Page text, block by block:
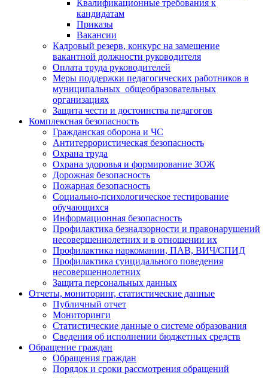
Квалификационные требования к
кандидатам
Приказы
Вакансии
Кадровый резерв, конкурс на замещение
вакантной должности руководителя
Оплата труда руководителей
Меры поддержки педагогических работников в
муниципальных общеобразовательных
организациях
Защита чести и достоинства педагогов
Комплексная безопасность
Гражданская оборона и ЧС
Антитеррористическая безопасность
Охрана труда
Охрана здоровья и формирование ЗОЖ
Дорожная безопасность
Пожарная безопасность
Социально-психологическое тестирование
обучающихся
Информационная безопасность
Профилактика безнадзорности и правонарушений
несовершеннолетних и в отношении их
Профилактика наркомании, ПАВ, ВИЧ/СПИД
Профилактика суицидального поведения
несовершеннолетних
Защита персональных данных
Отчеты, мониторинг, статистические данные
Публичный отчет
Мониторинги
Статистические данные о системе образования
Сведения об исполнении бюджетных средств
Обращение граждан
Обращения граждан
Порядок и сроки рассмотрения обращений